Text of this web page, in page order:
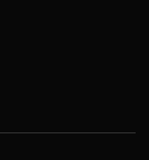
/ AutoBlog.MD
se întoarcă după el